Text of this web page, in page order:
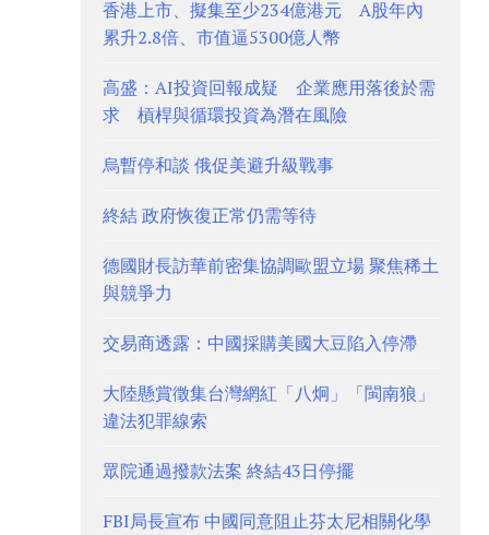
香港上市、擬集至少234億港元 A股年內
累升2.8倍、市值逼5300億人幣
高盛：AI投資回報成疑 企業應用落後於需
求 槓桿與循環投資為潛在風險
烏暫停和談 俄促美避升級戰事
終結 政府恢復正常仍需等待
德國財長訪華前密集協調歐盟立場 聚焦稀土
與競爭力
交易商透露：中國採購美國大豆陷入停滯
大陸懸賞徵集台灣網紅「八炯」「閩南狼」
違法犯罪線索
眾院通過撥款法案 終結43日停擺
FBI局長宣布 中國同意阻止芬太尼相關化學